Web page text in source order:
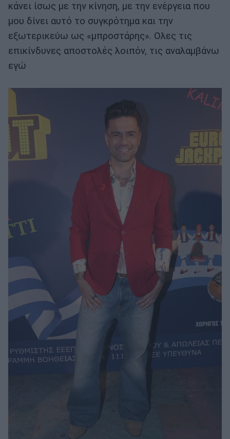
κάνει ίσως με την κίνηση, με την ενέργεια που
μου δίνει αυτό το συγκρότημα και την
εξωτερικεύω ως «μπροστάρης». Ολες τις
επικίνδυνες αποστολές λοιπόν, τις αναλαμβάνω
εγώ